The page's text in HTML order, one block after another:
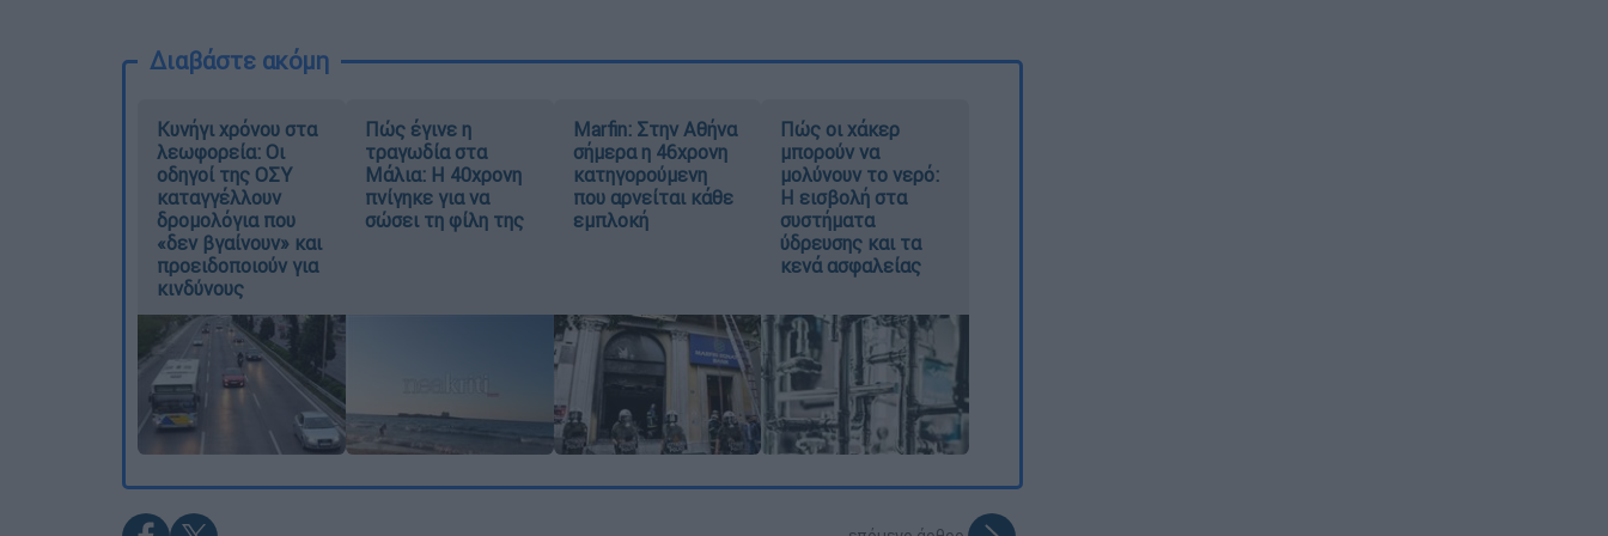
Διαβάστε ακόμη
Κυνήγι χρόνου στα
λεωφορεία: Οι
οδηγοί της ΟΣΥ
καταγγέλλουν
δρομολόγια που
«δεν βγαίνουν» και
προειδοποιούν για
κινδύνους
Πώς έγινε η
τραγωδία στα
Μάλια: Η 40χρονη
πνίγηκε για να
σώσει τη φίλη της
Marfin: Στην Αθήνα
σήμερα η 46χρονη
κατηγορούμενη
που αρνείται κάθε
εμπλοκή
Πώς οι χάκερ
μπορούν να
μολύνουν το νερό:
Η εισβολή στα
συστήματα
ύδρευσης και τα
κενά ασφαλείας